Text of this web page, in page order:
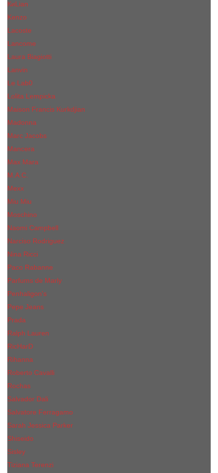
КиLian
Kenzo
Lacoste
Lancome
Laura Biagiotti
Lanvin
Lе Lab0
Lolita Lempicka
Maison Francis Kurkdjian
Madonna
Marc Jacobs
Mancera
Max Mara
M.А.C.
Mexx
Miu Miu
Mоsсhino
Naomi Campbell
Narciso Rodriguez
Nina Ricci
Paco Rabanne
Parfums de Marly
Penhaligon's
Pepe Jeans
Prada
Ralph Lauren
RicHarD
Rihanna
Roberto Cavalli
Rochas
Salvador Dali
Salvatore Ferragamo
Sarah Jessica Parker
Shiseido
Sisley
Tiziana Terenzi